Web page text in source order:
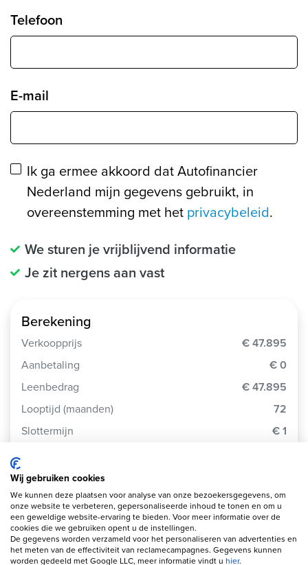
Telefoon
E-mail
Ik ga ermee akkoord dat Autofinancier
Nederland mijn gegevens gebruikt, in
overeenstemming met het privacybeleid.
We sturen je vrijblijvend informatie
Je zit nergens aan vast
Berekening
Verkoopprijs
€ 47.895
Aanbetaling
€ 0
Leenbedrag
€ 47.895
Looptijd (maanden)
72
Slottermijn
€ 1
Totaalbedrag
Debetrentevoet op jaarbasis
9.9%
Je betaalt per maand € 885
Wij gebruiken cookies
We kunnen deze plaatsen voor analyse van onze bezoekersgegevens, om
onze website te verbeteren, gepersonaliseerde inhoud te tonen en om u
een geweldige website-ervaring te bieden. Voor meer informatie over de
cookies die we gebruiken opent u de instellingen.
De gegevens worden verzameld voor het personaliseren van advertenties en
het meten van de effectiviteit van reclamecampagnes. Gegevens kunnen
worden gedeeld met Google LLC, meer informatie vindt u hier.